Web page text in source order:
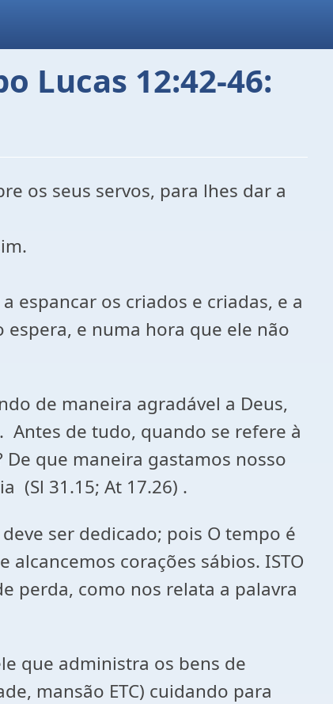
Lucas 12:42-46:
os seus servos, para lhes dar a
espancar os criados e criadas, e a
espera, e numa hora que ele não
de maneira agradável a Deus,
Antes de tudo, quando se refere à
que maneira gastamos nosso
(Sl 31.15; At 17.26) .
ser dedicado; pois O tempo é
corações sábios. ISTO
perda, como nos relata a palavra
que administra os bens de
mansão ETC) cuidando para